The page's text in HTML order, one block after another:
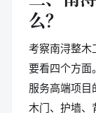
么？
考察南浔整
要看四个方面
服务高端项
木门、护墙、